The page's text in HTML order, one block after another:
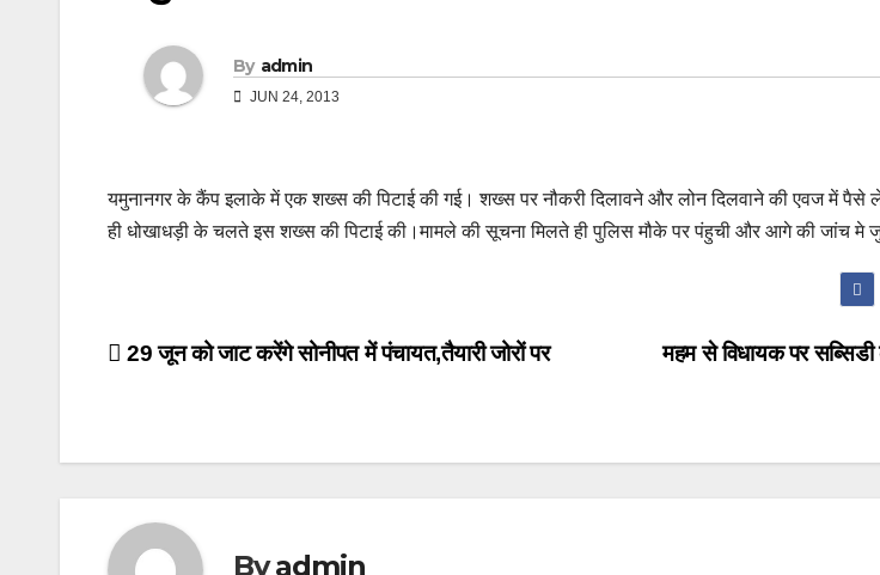
By admin
JUN 24, 2013
यमुनानगर के कैंप इलाके में एक शख्स की पिटाई की गई। शख्स पर नौकरी दिलावने और लोन दिलवाने की एवज में
ही धोखाधड़ी के चलते इस शख्स की पिटाई की।मामले की सूचना मिलते ही पुलिस मौके पर पंहुची और आगे की जांच मे
Post
महम से विधायक पर
29 जून को जाट करेंगे सोनीपत में पंचायत,तैयारी जोरों पर
Byadmin